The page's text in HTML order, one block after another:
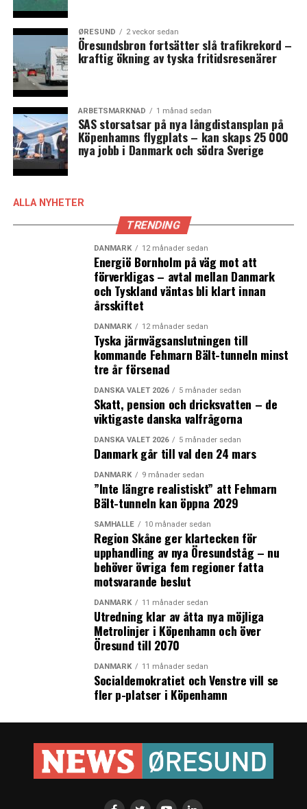
ØRESUND 2 veckor sedan
Öresundsbron fortsätter slå trafikrekord –
kraftig ökning av tyska fritidsresenärer
ARBETSMARKNAD 1 månad sedan
SAS storsatsar på nya långdistansplan på
Köpenhamns flygplats – kan skaps 25 000
nya jobb i Danmark och södra Sverige
ALLA NYHETER
TRENDING
DANMARK 12 månader sedan
Energiö Bornholm på väg mot att
förverkligas – avtal mellan Danmark
och Tyskland väntas bli klart innan
årsskiftet
DANMARK 12 månader sedan
Tyska järnvägsanslutningen till
kommande Fehmarn Bält-tunneln minst
tre år försenad
DANSKA VALET 2026 5 månader sedan
Skatt, pension och dricksvatten – de
viktigaste danska valfrågorna
DANSKA VALET 2026 5 månader sedan
Danmark går till val den 24 mars
DANMARK 9 månader sedan
”Inte längre realistiskt” att Fehmarn
Bält-tunneln kan öppna 2029
SAMHÄLLE 10 månader sedan
Region Skåne ger klartecken för
upphandling av nya Öresundståg – nu
behöver övriga fem regioner fatta
motsvarande beslut
DANMARK 11 månader sedan
Utredning klar av åtta nya möjliga
Metrolinjer i Köpenhamn och över
Öresund till 2070
DANMARK 11 månader sedan
Socialdemokratiet och Venstre vill se
fler p-platser i Köpenhamn